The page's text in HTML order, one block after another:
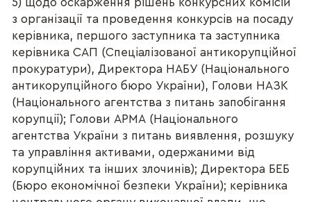
з організації та проведення конкурсів на посаду
керівника, першого заступника та заступника
керівника САП (Спеціалізованої антикорупційної
прокуратури), Директора НАБУ (Національного
антикорупційного бюро України), Голови НАЗК
(Національного агентства з питань запобігання
корупції); Голови АРМА (Національного
агентства України з питань виявлення, розшуку
та управління активами, одержаними від
корупційних та інших злочинів); Директора БЕБ
(Бюро економічної безпеки України); керівника